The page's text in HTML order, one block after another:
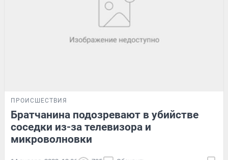
ПРОИСШЕСТВИЯ
Братчанина подозревают в убийстве
соседки из-за телевизора и
микроволновки